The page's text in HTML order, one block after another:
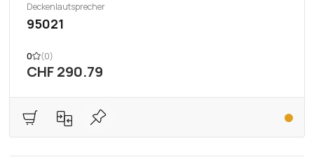
Deckenlautsprecher
95021
0 (0)
CHF 290.79